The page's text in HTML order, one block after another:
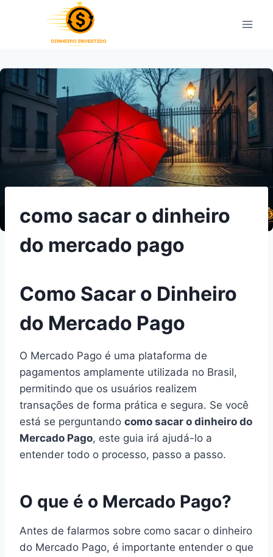
como sacar o dinheiro
do mercado pago
Como Sacar o Dinheiro
do Mercado Pago
O Mercado Pago é uma plataforma de
pagamentos amplamente utilizada no Brasil,
permitindo que os usuários realizem
transações de forma prática e segura. Se você
está se perguntando como sacar o dinheiro do
Mercado Pago, este guia irá ajudá-lo a
entender todo o processo, passo a passo.
O que é o Mercado Pago?
Antes de falarmos sobre como sacar o dinheiro
do Mercado Pago, é importante entender o que